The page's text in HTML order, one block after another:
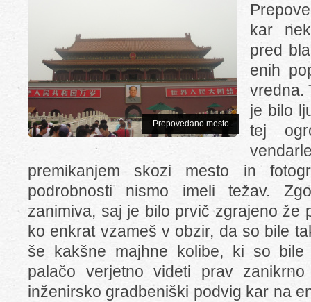
Prepovedano mesto
kar
pred
enih
vredna.
je bilo
tej
premikanjem skozi mesto in
podrobnosti nismo imeli težav.
zanimiva, saj je bilo prvič zgrajeno že
ko enkrat vzameš v obzir, da so bile
še kakšne majhne kolibe, ki so
palačo verjetno videti prav
inženirsko gradbeniški podvig kar na